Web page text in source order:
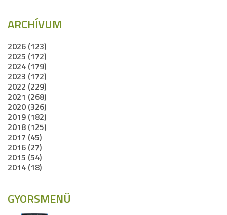
ARCHÍVUM
2026 (123)
2025 (172)
2024 (179)
2023 (172)
2022 (229)
2021 (268)
2020 (326)
2019 (182)
2018 (125)
2017 (45)
2016 (27)
2015 (54)
2014 (18)
GYORSMENÜ